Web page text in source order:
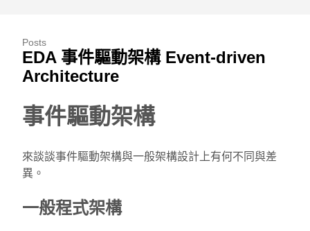
Posts
EDA 事件驅動架構 Event-driven
Architecture
事件驅動架構
來談談事件驅動架構與一般架構設計上有何不同與差
異。
一般程式架構